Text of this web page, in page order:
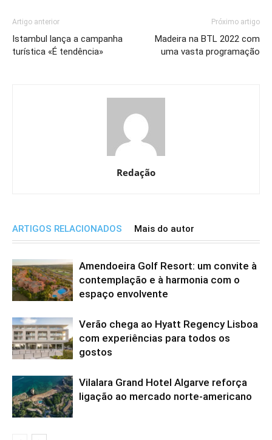
Artigo anterior
Istambul lança a campanha
turística «É tendência»
Próximo artigo
Madeira na BTL 2022 com
uma vasta programação
Redação
ARTIGOS RELACIONADOS Mais do autor
Amendoeira Golf Resort: um convite à
contemplação e à harmonia com o
espaço envolvente
Verão chega ao Hyatt Regency Lisboa
com experiências para todos os
gostos
Vilalara Grand Hotel Algarve reforça
ligação ao mercado norte-americano